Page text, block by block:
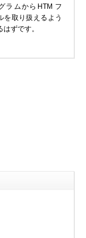
ラムからHTM フ
を取り扱えるよう
はずです。